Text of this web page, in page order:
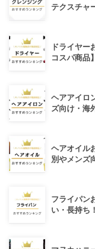
テクスチャ
ドライヤー
コスパ商品】
ヘアアイロ
ズ向け・海
ヘアオイル
別やメンズ
フライパン
い・長持ち